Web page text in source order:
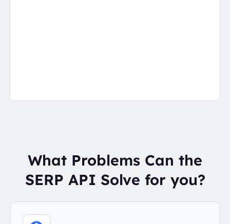
What Problems Can the
SERP API Solve for you?